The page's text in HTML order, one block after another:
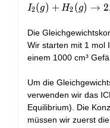
I_2(g) +
\rightarrow
2HI(g)
I2(g) + H2 (g) → 2
Die
Wir starten mit 1 mol
einem 1000 cm³
Um die
verwenden wir das
Equilibrium). Die
müssen wir zuerst